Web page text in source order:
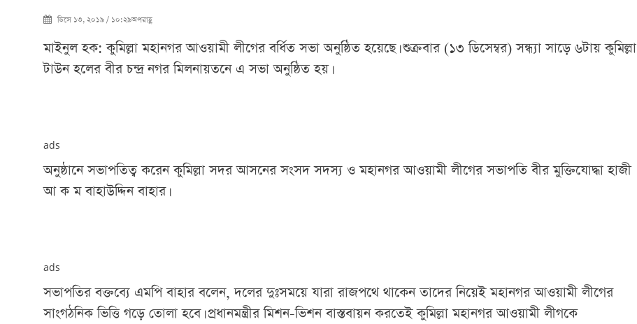
ডিসে ১৩, ২০১৯ / ১০:২৯অপরাহ্ণ
মাইনুল হক: কুমিল্লা মহানগর আওয়ামী লীগের বর্ধিত সভা অনুষ্ঠিত হয়েছে। শুক্রবার (১৩ ডিসেম্বর) সন্ধ্যা সাড়ে ৬টায় কুমিল্লা
টাউন হলের বীর চন্দ্র নগর মিলনায়তনে এ সভা অনুষ্ঠিত হয়।
ads
অনুষ্ঠানে সভাপতিত্ব করেন কুমিল্লা সদর আসনের সংসদ সদস্য ও মহানগর আওয়ামী লীগের সভাপতি বীর মুক্তিযোদ্ধা হাজী
আ ক ম বাহাউদ্দিন বাহার।
ads
সভাপতির বক্তব্যে এমপি বাহার বলেন, দলের দুঃসময়ে যারা রাজপথে থাকেন তাদের নিয়েই মহানগর আওয়ামী লীগের
সাংগঠনিক ভিত্তি গড়ে তোলা হবে। প্রধানমন্ত্রীর মিশন-ভিশন বাস্তবায়ন করতেই কুমিল্লা মহানগর আওয়ামী লীগকে